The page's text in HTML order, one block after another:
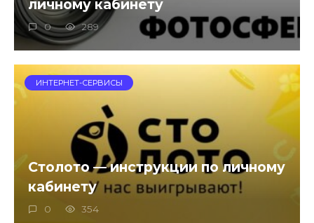
личному кабинету
0 289
ИНТЕРНЕТ-СЕРВИСЫ
Столото — инструкции по личному
кабинету
0 354